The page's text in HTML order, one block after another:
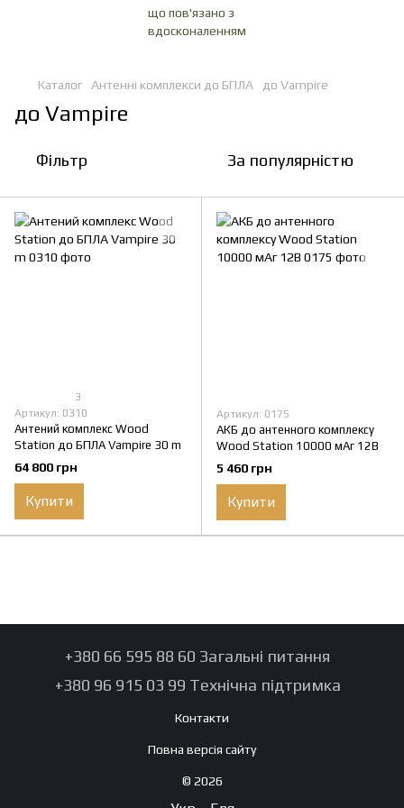
Каталог Антенні комплекси до БПЛА до Vampire
до Vampire
Фільтр За популярністю
3
Артикул: 0310
Антений комплекс Wood
Station до БПЛА Vampire 30 m
64 800 грн
Купити
Артикул: 0175
АКБ до антенного комплексу
Wood Station 10000 мАг 12В
5 460 грн
Купити
+380 66 595 88 60 Загальні питання
+380 96 915 03 99 Технічна підтримка
Контакти
Повна версія сайту
© 2026